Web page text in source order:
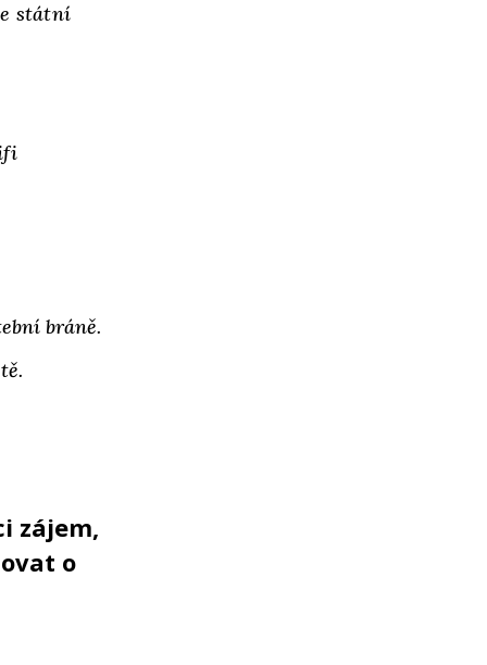
státní
bráně.
zájem,
o